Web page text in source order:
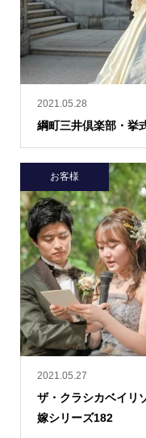
2021.05.28
綱町三井倶楽部・挙
2021.05.27
ザ・クラシカベイリ
嫁シリーズ182
お客様